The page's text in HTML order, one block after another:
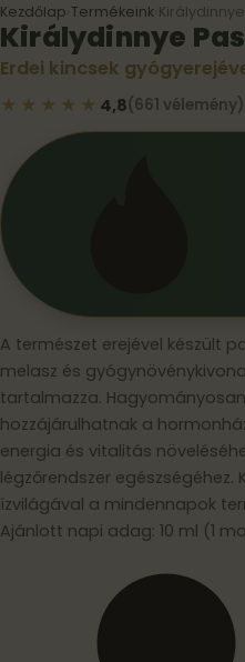
Kezdőlap Termékeink
Királydinnye
Erdei kincsek
★★★★★ 4,8(661 vélemény)
A természet erejével készült
melasz és
tartalmazza.
hozzájárulhatnak a
energia és vitalitás
légzőrendszer
ízvilágával a mindennapok
Ajánlott napi adag: 10 ml (1